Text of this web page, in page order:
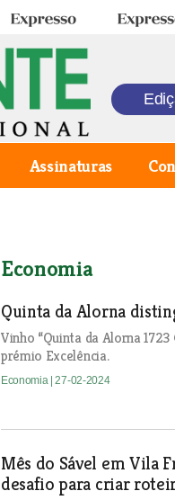
Expresso Expresso
Assinaturas
Economia
Quinta da Alorna
Vinho “Quinta da Alorna 1723
prémio Excelência.
Economia | 27-02-2024
Mês do Sável em Vila
desafio para criar